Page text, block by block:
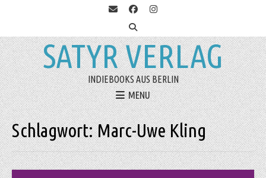
SATYR VERLAG
INDIEBOOKS AUS BERLIN
MENU
Schlagwort:Marc-Uwe Kling